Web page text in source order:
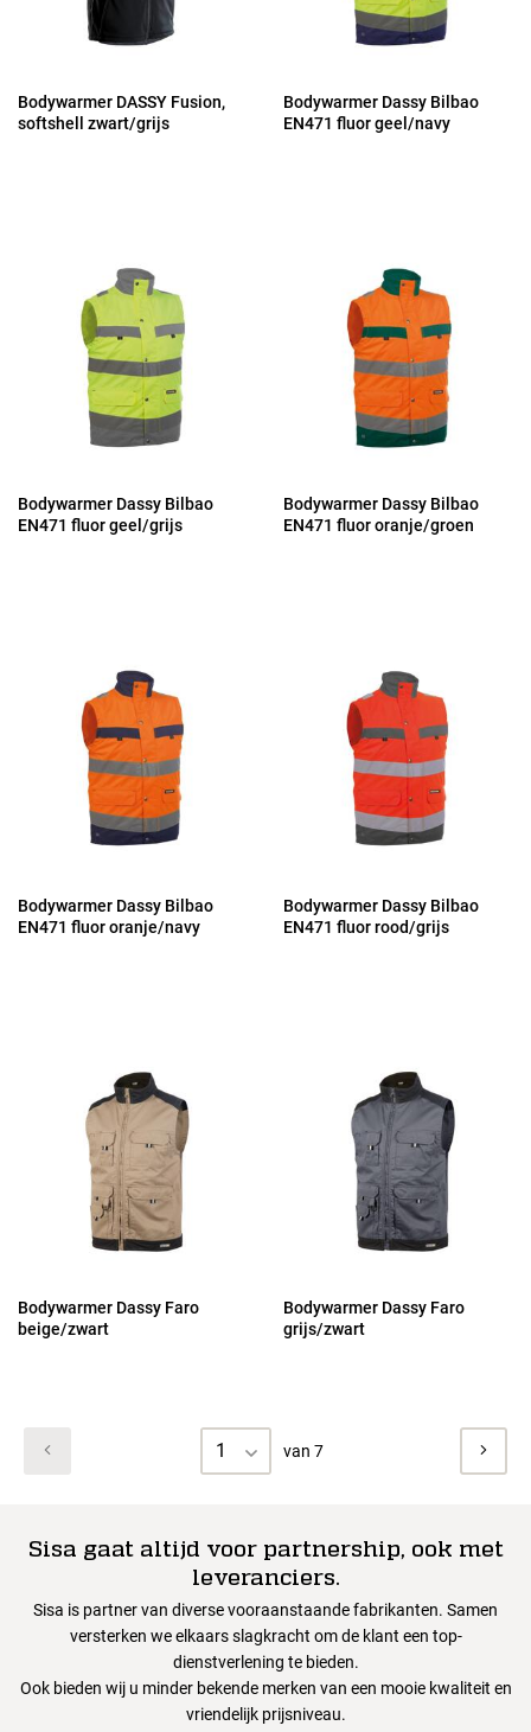
Bodywarmer DASSY Fusion,
softshell zwart/grijs
Bodywarmer Dassy Bilbao
EN471 fluor geel/navy
Bodywarmer Dassy Bilbao
EN471 fluor geel/grijs
Bodywarmer Dassy Bilbao
EN471 fluor oranje/groen
Bodywarmer Dassy Bilbao
EN471 fluor oranje/navy
Bodywarmer Dassy Bilbao
EN471 fluor rood/grijs
Bodywarmer Dassy Faro
beige/zwart
Bodywarmer Dassy Faro
grijs/zwart
1 van 7
Sisa gaat altijd voor partnership, ook met
leveranciers.
Sisa is partner van diverse vooraanstaande fabrikanten. Samen
versterken we elkaars slagkracht om de klant een top-
dienstverlening te bieden.
Ook bieden wij u minder bekende merken van een mooie kwaliteit en
vriendelijk prijsniveau.